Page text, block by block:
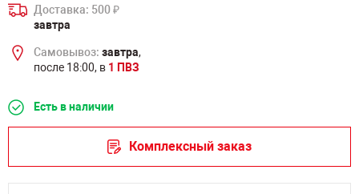
Доставка: 500₽
завтра
Самовывоз: завтра,
после 18:00, в 1 ПВЗ
Есть в наличии
Комплексный заказ